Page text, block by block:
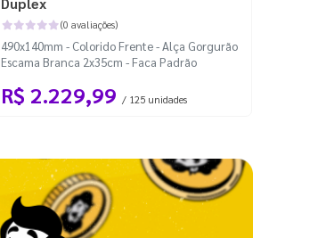
(0 avaliações)
490x140mm - Colorido Frente - Alça Gorgurão
Escama Branca 2x35cm - Faca Padrão
R$ 2.229,99 / 125 unidades